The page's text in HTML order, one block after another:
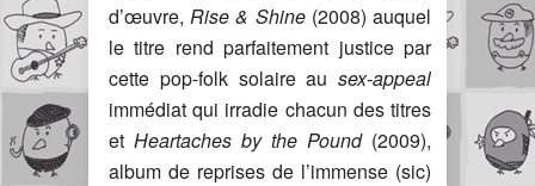
d’œuvre,Rise & Shine(2008) auquel
le titre rend parfaitement justice par
cette pop-folk solaire au sex-appeal
immédiat qui irradie chacun des titres
et Heartaches by the Pound (2009),
album de reprises de l’immense (sic)